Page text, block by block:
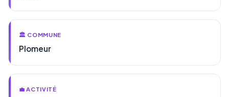
🏛️ COMMUNE
Plomeur
💼 ACTIVITÉ